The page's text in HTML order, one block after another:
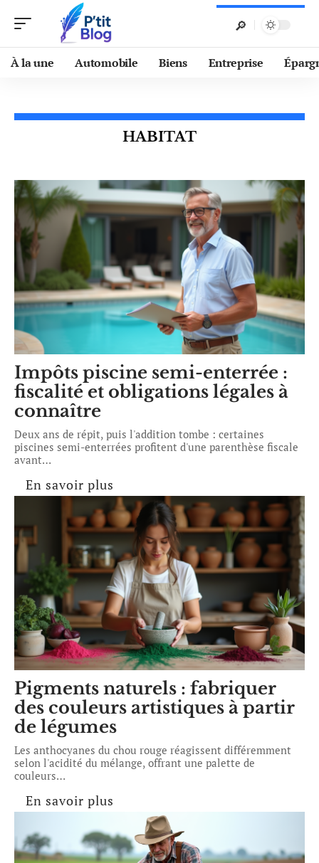
À la une Automobile Biens Entreprise
HABITAT
Impôts piscine semi-enterrée :
fiscalité et obligations légales à
connaître
Deux ans de répit, puis l'addition tombe : certaines
piscines semi-enterrées profitent d'une parenthèse fiscale
avant…
En savoir plus
Pigments naturels : fabriquer
des couleurs artistiques à partir
de légumes
Les anthocyanes du chou rouge réagissent différemment
selon l'acidité du mélange, offrant une palette de
couleurs…
En savoir plus